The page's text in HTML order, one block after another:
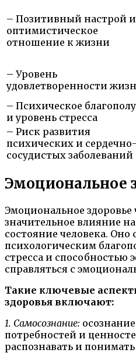
– Позитивный настрой и
оптимистическое
отношение к жизни
– Уровень
удовлетворенности
– Психическое
и уровень стресса
– Риск развития
психических и сердечно-
сосудистых заболеваний
Эмоциональное
Эмоциональное здоровье
значительное влияние
состояние человека. Оно
психологическим
стресса и способностью
справляться с
Такие ключевые
здоровья включают:
1. Самосознание:
потребностей и
распознавать и